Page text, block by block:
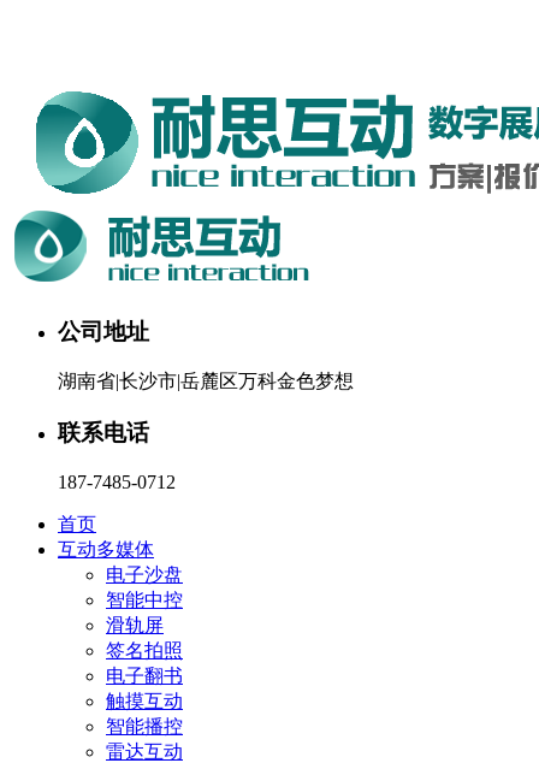
公司地址
湖南省|长沙市|岳麓区万科金色梦想
联系电话
187-7485-0712
首页
互动多媒体
电子沙盘
智能中控
滑轨屏
签名拍照
电子翻书
触摸互动
智能播控
雷达互动